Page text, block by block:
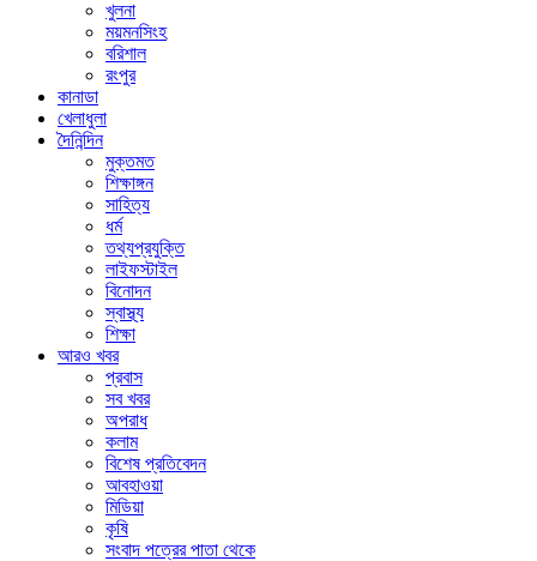
খুলনা
ময়মনসিংহ
বরিশাল
রংপুর
কানাডা
খেলাধুলা
দৈনিন্দিন
মুক্তমত
শিক্ষাঙ্গন
সাহিত্য
ধর্ম
তথ্যপ্রযুক্তি
লাইফস্টাইল
বিনোদন
স্বাস্থ্য
শিক্ষা
আরও খবর
প্রবাস
সব খবর
অপরাধ
কলাম
বিশেষ প্রতিবেদন
আবহাওয়া
মিডিয়া
কৃষি
সংবাদ পত্রের পাতা থেকে